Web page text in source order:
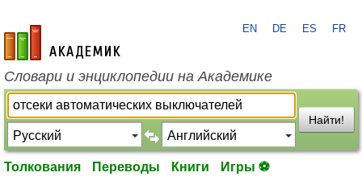
academic.ru
EN DE ES FR
Словари и энциклопедии на Академике
Найти!
Толкования Переводы Книги Игры ⚽